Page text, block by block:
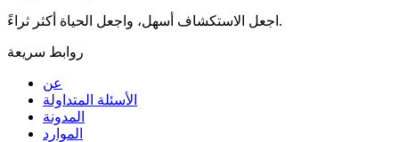
اجعل الاستكشاف أسهل، واجعل الحياة أكثر ثراءً.
روابط سريعة
عن
الأسئلة المتداولة
المدونة
الموارد